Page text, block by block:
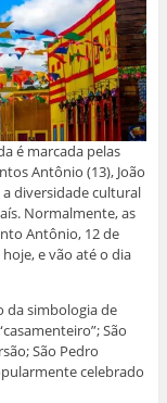
é marcada pelas
Antônio (13), João
a diversidade cultural
Normalmente, as
Antônio, 12 de
e vão até o dia
da simbologia de
São
São Pedro
celebrado